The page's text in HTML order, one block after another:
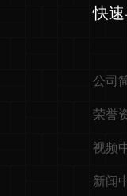
快
公司
荣誉
视频
新闻